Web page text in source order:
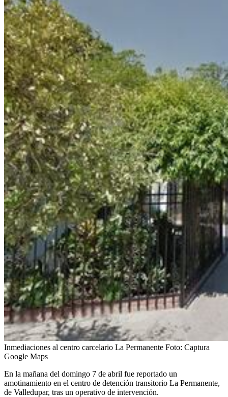
Inmediaciones al centro carcelario La Permanente Foto: Captura
Google Maps
En la mañana del domingo 7 de abril fue reportado un
amotinamiento en el centro de detención transitorio La Permanente,
de Valledupar, tras un operativo de intervención.